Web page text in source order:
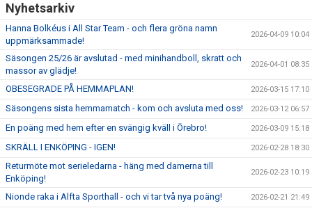
Nyhetsarkiv
Hanna Bolkéus i All Star Team - och flera gröna namn
uppmärksammade!
2026-04-09 10:04
Säsongen 25/26 är avslutad - med minihandboll, skratt och
massor av glädje!
2026-04-01 08:35
OBESEGRADE PÅ HEMMAPLAN! 2026-03-15 17:10
Säsongens sista hemmamatch - kom och avsluta med oss! 2026-03-12 06:57
En poäng med hem efter en svängig kväll i Örebro! 2026-03-09 15:18
SKRÄLL I ENKÖPING - IGEN! 2026-02-28 18:30
Returmöte mot serieledarna - häng med damerna till
Enköping!
2026-02-23 10:19
Nionde raka i Alfta Sporthall - och vi tar två nya poäng! 2026-02-21 21:49